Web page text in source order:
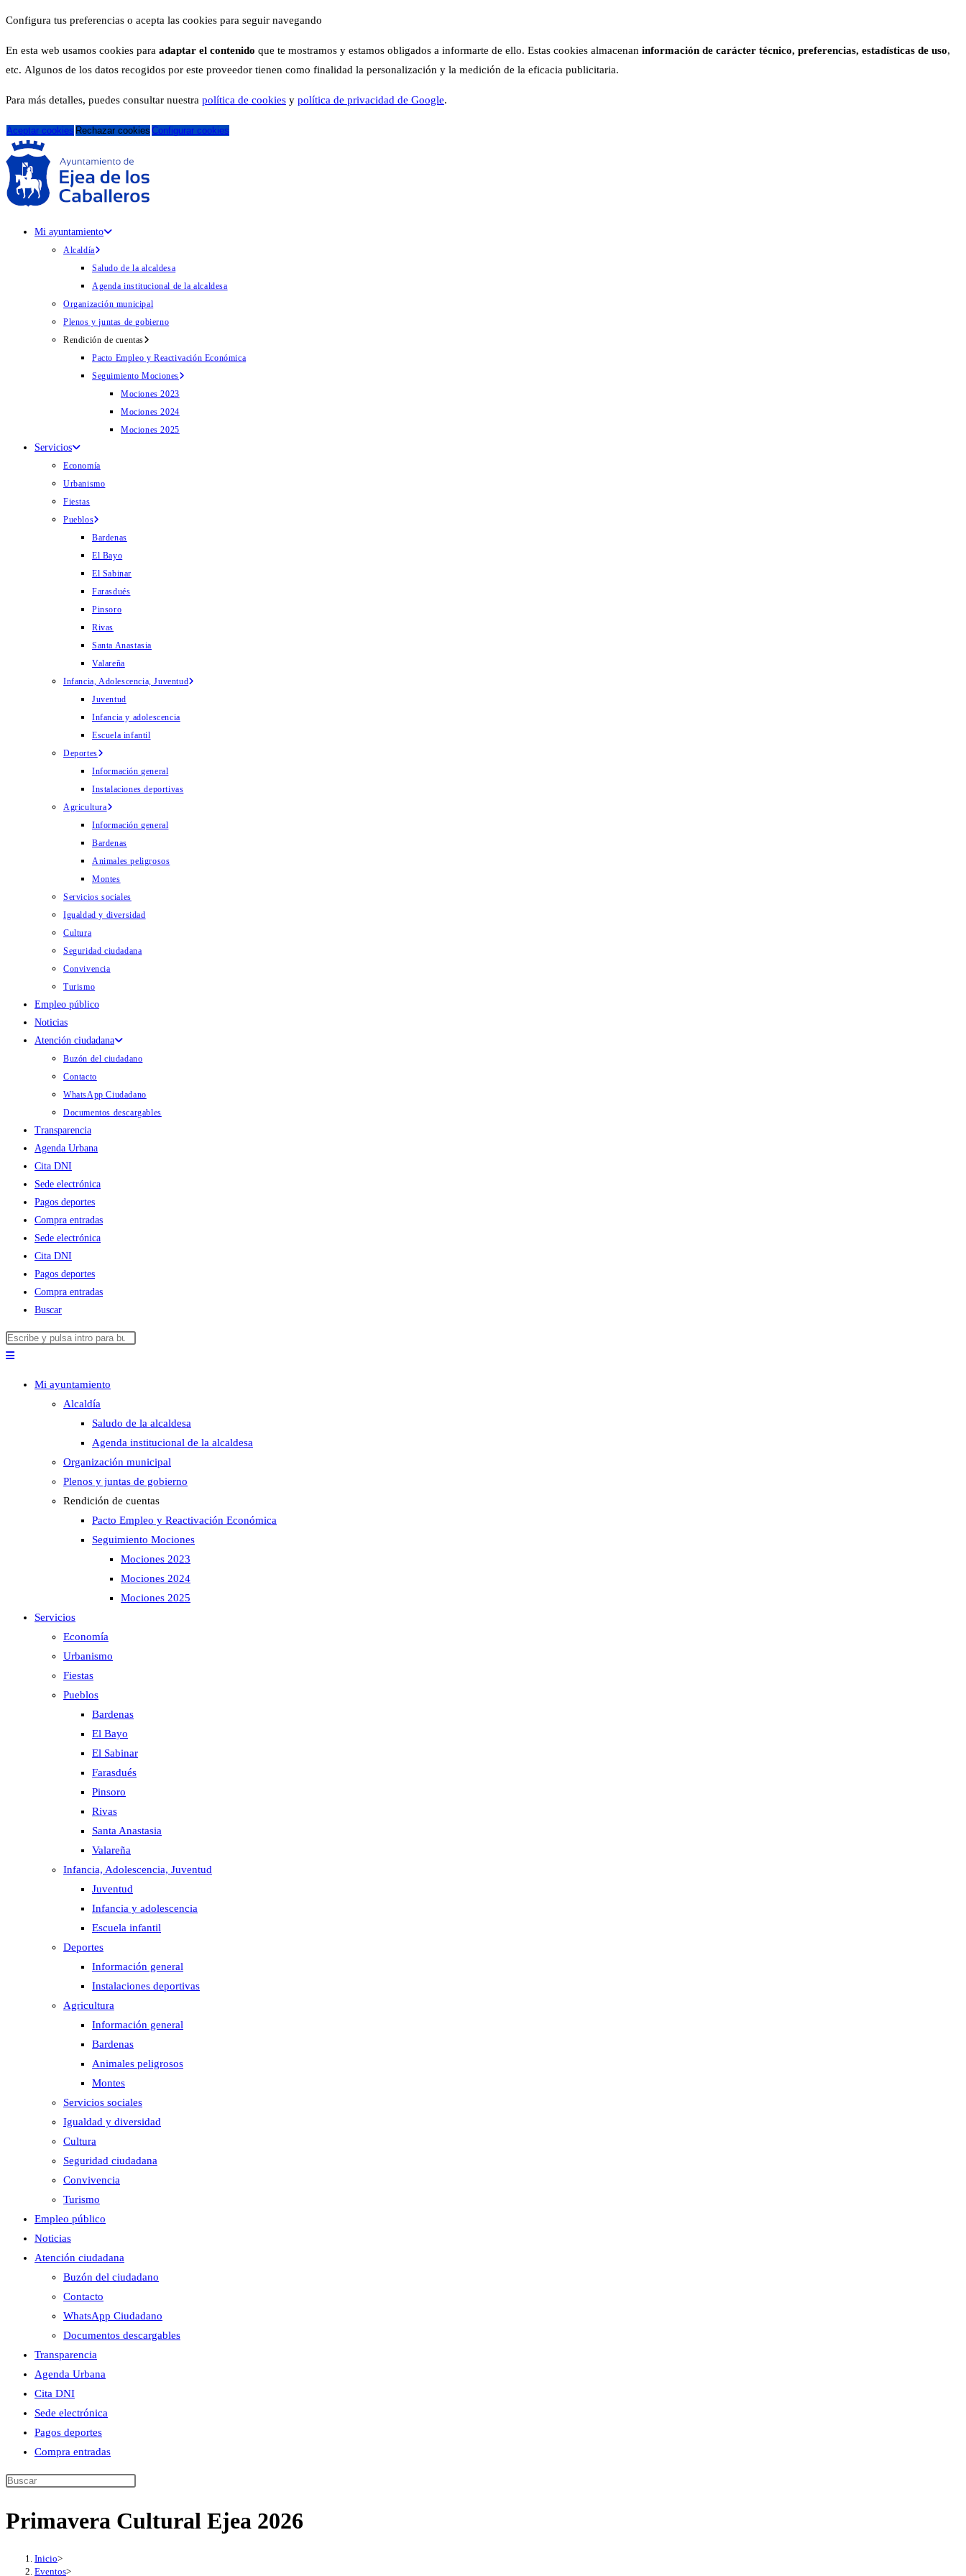
Configura tus preferencias o acepta las cookies para seguir navegando
En esta web usamos cookies para adaptar el contenido que te mostramos y estamos obligados a informarte de ello. Estas cookies almacenan información de carácter técnico, preferencias, estadísticas de uso,
etc. Algunos de los datos recogidos por este proveedor tienen como finalidad la personalización y la medición de la eficacia publicitaria.
Para más detalles, puedes consultar nuestra política de cookies y política de privacidad de Google.
Aceptar cookies Rechazar cookies Configurar cookies
Mi ayuntamiento
Alcaldía
Saludo de la alcaldesa
Agenda institucional de la alcaldesa
Organización municipal
Plenos y juntas de gobierno
Rendición de cuentas
Pacto Empleo y Reactivación Económica
Seguimiento Mociones
Mociones 2023
Mociones 2024
Mociones 2025
Servicios
Economía
Urbanismo
Fiestas
Pueblos
Bardenas
El Bayo
El Sabinar
Farasdués
Pinsoro
Rivas
Santa Anastasia
Valareña
Infancia, Adolescencia, Juventud
Juventud
Infancia y adolescencia
Escuela infantil
Deportes
Información general
Instalaciones deportivas
Agricultura
Información general
Bardenas
Animales peligrosos
Montes
Servicios sociales
Igualdad y diversidad
Cultura
Seguridad ciudadana
Convivencia
Turismo
Empleo público
Noticias
Atención ciudadana
Buzón del ciudadano
Contacto
WhatsApp Ciudadano
Documentos descargables
Transparencia
Agenda Urbana
Cita DNI
Sede electrónica
Pagos deportes
Compra entradas
Sede electrónica
Cita DNI
Pagos deportes
Compra entradas
Buscar
Buscar
en
panel
de
búsqueda.
Mi ayuntamiento
Alcaldía
Saludo de la alcaldesa
Agenda institucional de la alcaldesa
Organización municipal
Plenos y juntas de gobierno
Rendición de cuentas
Pacto Empleo y Reactivación Económica
Seguimiento Mociones
Mociones 2023
Mociones 2024
Mociones 2025
Servicios
Economía
Urbanismo
Fiestas
Pueblos
Bardenas
El Bayo
El Sabinar
Farasdués
Pinsoro
Rivas
Santa Anastasia
Valareña
Infancia, Adolescencia, Juventud
Juventud
Infancia y adolescencia
Escuela infantil
Deportes
Información general
Instalaciones deportivas
Agricultura
Información general
Bardenas
Animales peligrosos
Montes
Servicios sociales
Igualdad y diversidad
Cultura
Seguridad ciudadana
Convivencia
Turismo
Empleo público
Noticias
Atención ciudadana
Buzón del ciudadano
Contacto
WhatsApp Ciudadano
Documentos descargables
Transparencia
Agenda Urbana
Cita DNI
Sede electrónica
Pagos deportes
Compra entradas
Buscar
esta
Primavera Cultural Ejea 2026
Inicio>
Eventos>